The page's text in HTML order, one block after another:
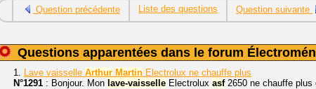
Question précédente Liste des questions Question suivante
Questions apparentées dans le forum
1. Lave vaisselle Arthur Martin Electrolux ne chauffe plus
N°1291 : Bonjour. Mon lave-vaisselle Electrolux asf2650 ne chauffe plus